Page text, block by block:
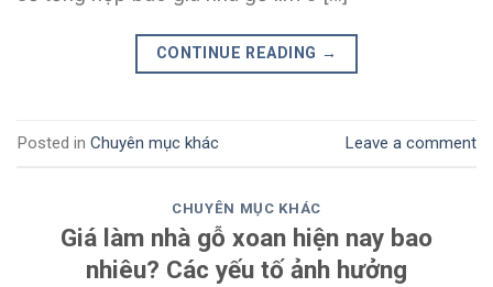
CONTINUE READING →
Posted in Chuyên mục khác Leave a comment
CHUYÊN MỤC KHÁC
Giá làm nhà gỗ xoan hiện nay bao
nhiêu? Các yếu tố ảnh hưởng